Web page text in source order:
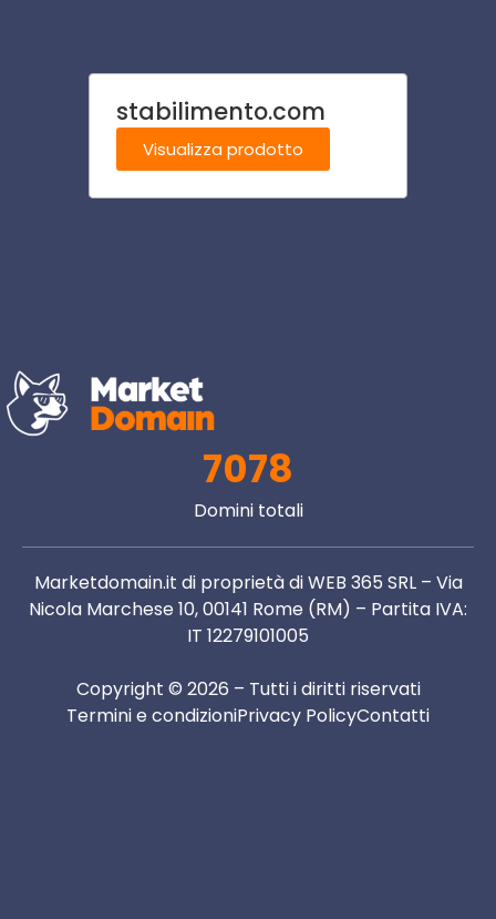
stabilimento.com
Visualizza prodotto
7078
Domini totali
Marketdomain.it di proprietà di WEB 365 SRL – Via
Nicola Marchese 10, 00141 Rome (RM) – Partita IVA:
IT 12279101005
Copyright © 2026 – Tutti i diritti riservati
Termini e condizioniPrivacy PolicyContatti